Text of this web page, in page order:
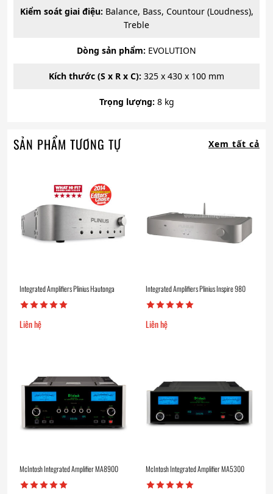
Kiểm soát giai điệu: Balance, Bass, Countour (Loudness),
Treble
Dòng sản phẩm: EVOLUTION
Kích thước (S x R x C): 325 x 430 x 100 mm
Trọng lượng: 8 kg
SẢN PHẨM TƯƠNG TỰ Xem tất cả
Integrated Amplifiers Plinius Hautonga
Liên hệ
Integrated Amplifiers Plinius Inspire 980
Liên hệ
McIntosh Integrated Amplifier MA8900 McIntosh Integrated Amplifier MA5300